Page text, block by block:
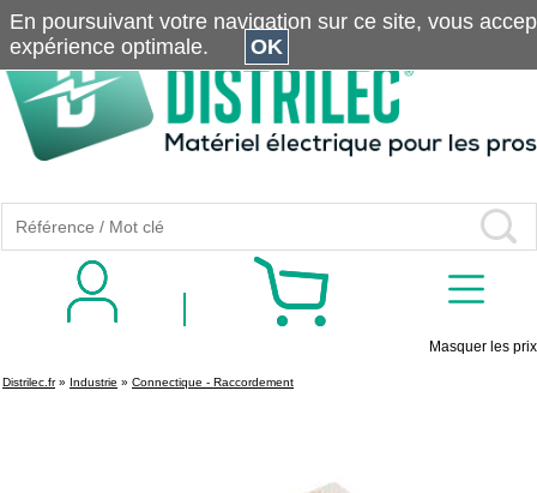
Masquer les prix
Distrilec.fr» Industrie » Connectique - Raccordement
En poursuivant votre navigation sur ce site, vous
expérience optimale.
OK